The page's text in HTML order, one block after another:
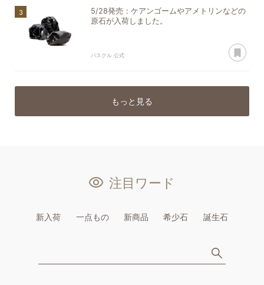
5/28発売：ケアンゴームやアメトリンなどの
原石が入荷しました。
パスクル 公式
もっと見る
注目ワード
新入荷 一点もの 新商品 希少石 誕生石